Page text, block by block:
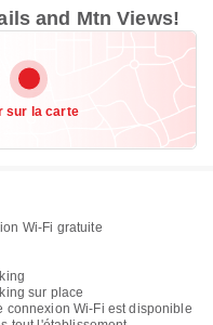
and Mtn Views!
sur la carte
Wi-Fi gratuite
sur place
connexion Wi-Fi est disponible